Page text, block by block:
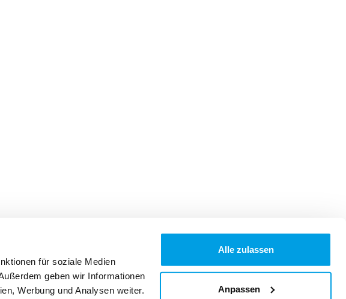
für soziale Medien
geben wir Informationen
Werbung und Analysen weiter.
Alle zulassen
Anpassen